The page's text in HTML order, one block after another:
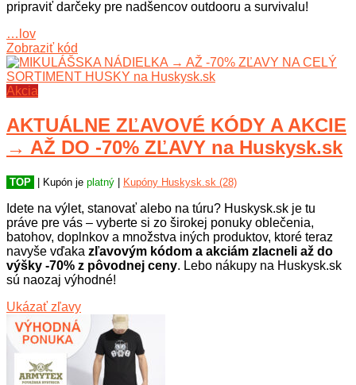
pripraviť darčeky pre nadšencov outdooru a survivalu!
…lov
Zobraziť kód
Akcia
AKTUÁLNE ZĽAVOVÉ KÓDY A AKCIE
→ AŽ DO -70% ZĽAVY na Huskysk.sk
TOP | Kupón je platný Kupóny Huskysk.sk (28)
Idete na výlet, stanovať alebo na túru? Huskysk.sk je tu
práve pre vás – vyberte si zo širokej ponuky oblečenia,
batohov, doplnkov a množstva iných produktov, ktoré teraz
navyše vďaka zľavovým kódom a akciám zlacneli až do
výšky -70% z pôvodnej ceny. Lebo nákupy na Huskysk.sk
sú naozaj výhodné!
Ukázať zľavy